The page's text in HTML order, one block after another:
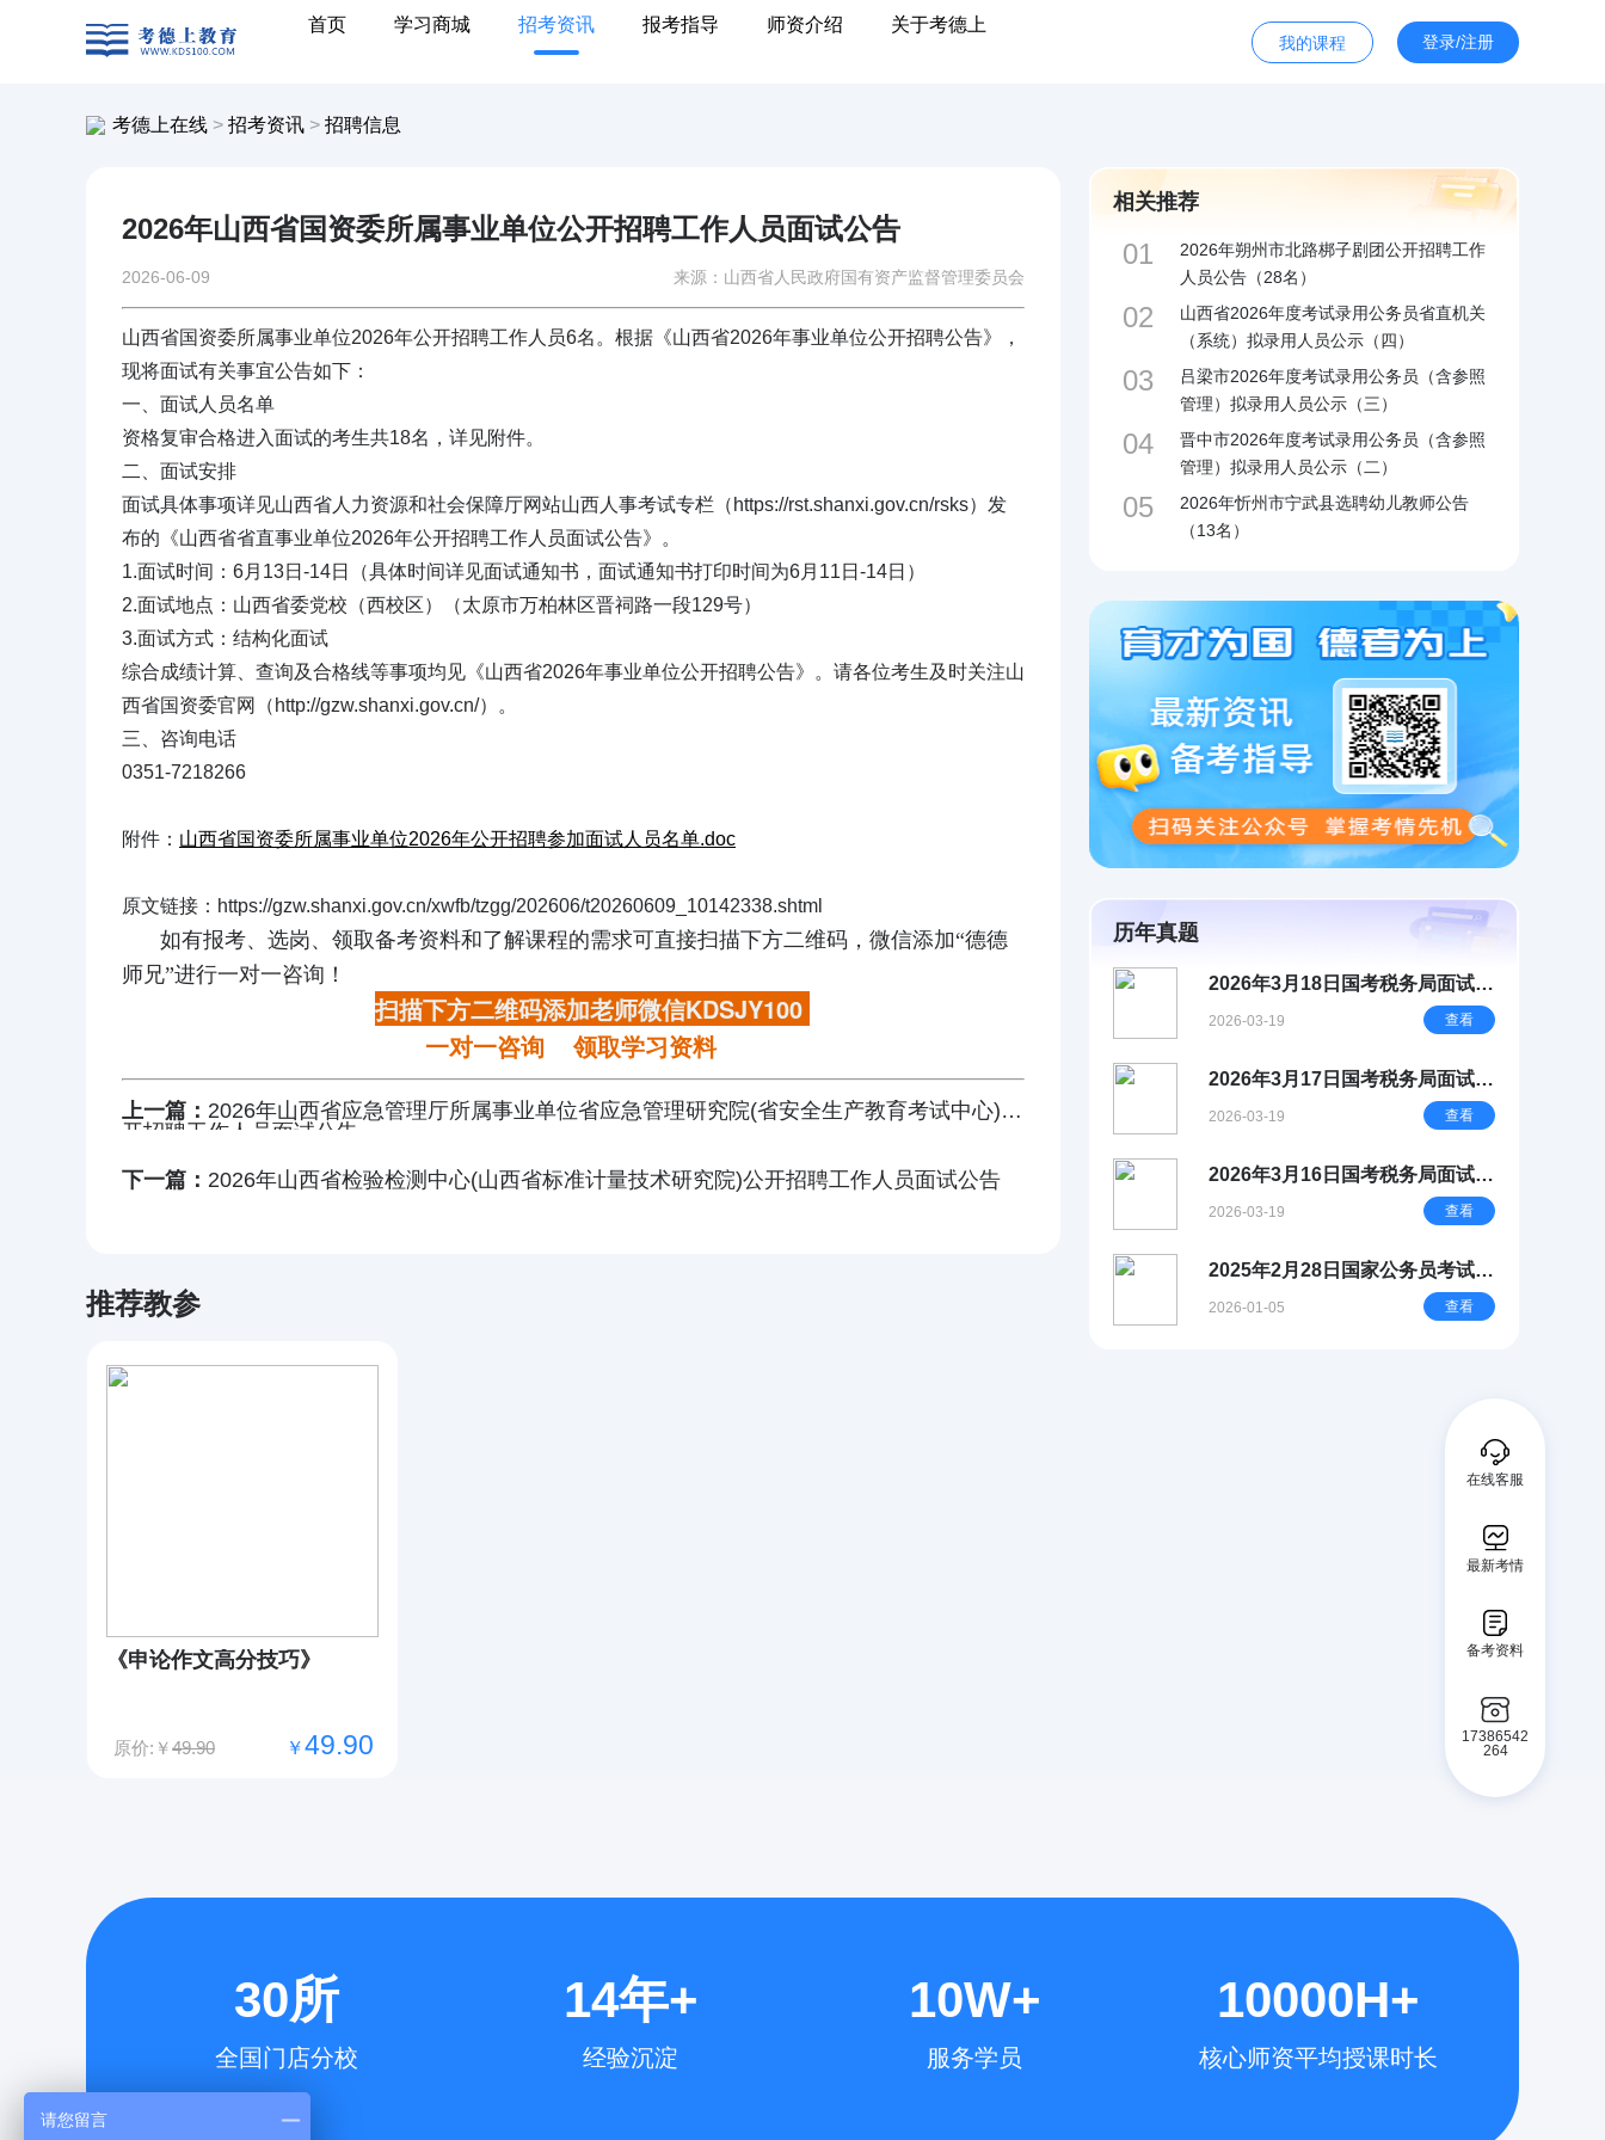
首页 学习商城 招考资讯 报考指导 师资介绍 关于考德上
我的课程 登录/注册
考德上在线 > 招考资讯 > 招聘信息
2026年山西省国资委所属事业单位公开招聘工作人员面试公告
2026-06-09 来源：山西省人民政府国有资产监督管理委员会
山西省国资委所属事业单位2026年公开招聘工作人员6名。根据《山西省2026年事业单位公开招聘公告》，
现将面试有关事宜公告如下：
一、面试人员名单
资格复审合格进入面试的考生共18名，详见附件。
二、面试安排
面试具体事项详见山西省人力资源和社会保障厅网站山西人事考试专栏（https://rst.shanxi.gov.cn/rsks）发
布的《山西省省直事业单位2026年公开招聘工作人员面试公告》。
1.面试时间：6月13日-14日（具体时间详见面试通知书，面试通知书打印时间为6月11日-14日）
2.面试地点：山西省委党校（西校区）（太原市万柏林区晋祠路一段129号）
3.面试方式：结构化面试
综合成绩计算、查询及合格线等事项均见《山西省2026年事业单位公开招聘公告》。请各位考生及时关注山
西省国资委官网（http://gzw.shanxi.gov.cn/）。
三、咨询电话
0351-7218266
附件： 山西省国资委所属事业单位2026年公开招聘参加面试人员名单.doc
原文链接：https://gzw.shanxi.gov.cn/xwfb/tzgg/202606/t20260609_10142338.shtml
如有报考、选岗、领取备考资料和了解课程的需求可直接扫描下方二维码，微信添加“德德
师兄”进行一对一咨询！
扫描下方二维码添加老师微信KDSJY100
一对一咨询 领取学习资料
上一篇： 2026年山西省应急管理厅所属事业单位省应急管理研究院(省安全生产教育考试中心)公
开招聘工作人员面试公告
下一篇： 2026年山西省检验检测中心(山西省标准计量技术研究院)公开招聘工作人员面试公告
推荐教参
《申论作文高分技巧》
原价:￥49.90 ￥49.90
相关推荐
01
2026年朔州市北路梆子剧团公开招聘工作
人员公告（28名）
02
山西省2026年度考试录用公务员省直机关
（系统）拟录用人员公示（四）
03
吕梁市2026年度考试录用公务员（含参照
管理）拟录用人员公示（三）
04
晋中市2026年度考试录用公务员（含参照
管理）拟录用人员公示（二）
05
2026年忻州市宁武县选聘幼儿教师公告
（13名）
历年真题
2026年3月18日国考税务局面试试
2026-03-19 查看
2026年3月17日国考税务局面试试
2026-03-19 查看
2026年3月16日国考税务局面试试
2026-03-19 查看
2025年2月28日国家公务员考试中
国人民银行面试真题（总行）
2026-01-05 查看
30所
全国门店分校
14年+
经验沉淀
10W+
服务学员
10000H+
核心师资平均授课时长
在线客服
最新考情
备考资料
17386542
264
请您留言